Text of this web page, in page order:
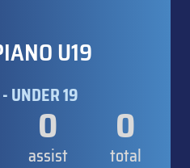
U19
UNDER 19
0
assist
0
total